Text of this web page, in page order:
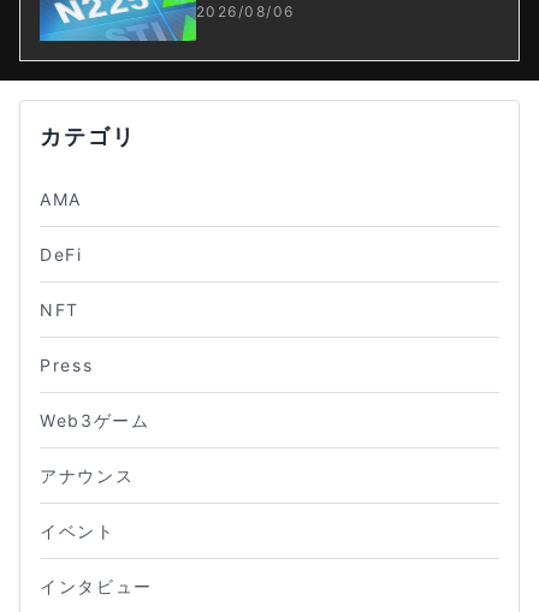
収懸念が再燃
2026/08/06
カテゴリ
AMA
DeFi
NFT
Press
Web3ゲーム
アナウンス
イベント
インタビュー